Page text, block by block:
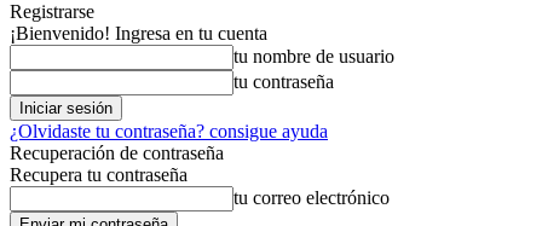
Registrarse
¡Bienvenido! Ingresa en tu cuenta
tu nombre de usuario
tu contraseña
¿Olvidaste tu contraseña? consigue ayuda
Recuperación de contraseña
Recupera tu contraseña
tu correo electrónico